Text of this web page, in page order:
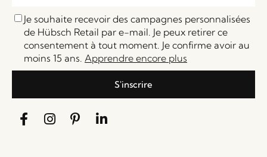
Je souhaite recevoir des campagnes personnalisées
de Hübsch Retail par e-mail. Je peux retirer ce
consentement à tout moment. Je confirme avoir au
moins 15 ans. Apprendre encore plus
S'inscrire